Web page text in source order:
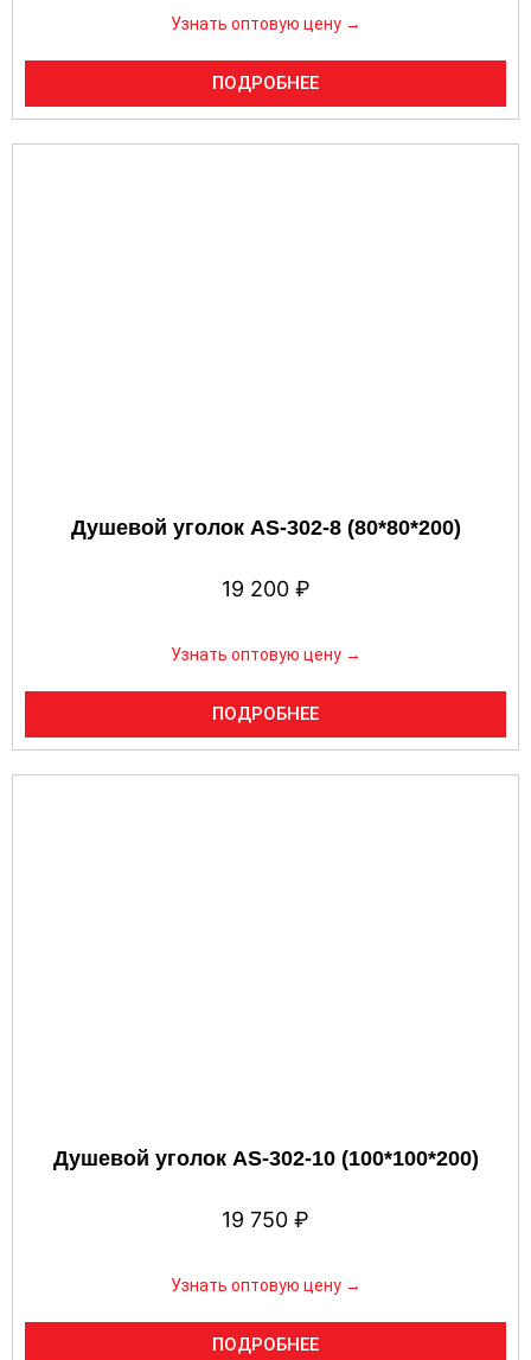
Узнать оптовую цену →
ПОДРОБНЕЕ
Душевой уголок AS-302-8 (80*80*200)
19 200 ₽
Узнать оптовую цену →
ПОДРОБНЕЕ
Душевой уголок AS-302-10 (100*100*200)
19 750 ₽
Узнать оптовую цену →
ПОДРОБНЕЕ